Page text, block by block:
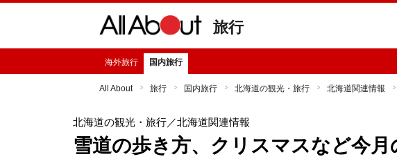
旅行
海外旅行 国内旅行
All About 旅行 国内旅行 北海道の観光・旅行 北海道関連情報
北海道の観光・旅行／北海道関連情報
雪道の歩き方、クリスマスなど今